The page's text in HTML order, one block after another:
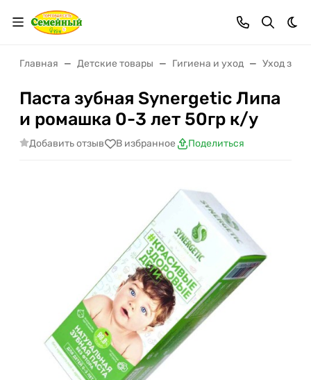
Главная Детские товары Гигиена и уход Уход за
Паста зубная Synergetic Липа
и ромашка 0-3 лет 50гр к/у
Добавить отзыв В избранное Поделиться